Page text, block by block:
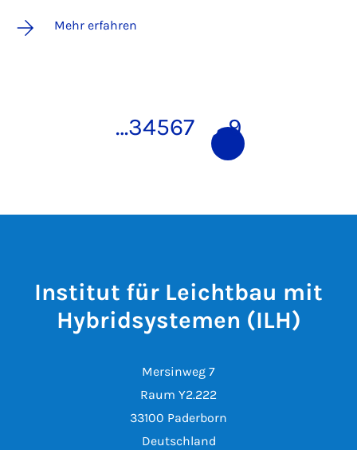
Mehr erfahren
…34567 8 9
Institut für Leichtbau mit
Hybridsystemen (ILH)
Mersinweg 7
Raum Y2.222
33100 Paderborn
Deutschland